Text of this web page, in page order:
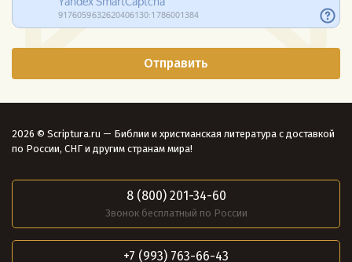
2026 © Scriptura.ru — Библии и христианская литература с доставкой
по России, СНГ и другим странам мира!
8 (800) 201-34-60
Звонок бесплатный по России
+7 (993) 763-66-43